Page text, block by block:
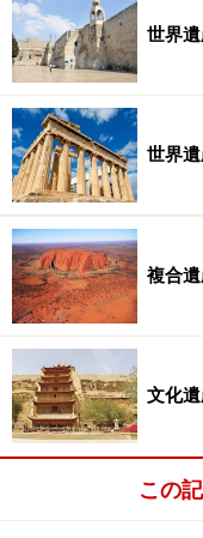
3教35億人が聖地と
が、イスラエルとパ
絶えず、領有権さえ
これらとまったく異
半島だ。高山や砂
で、熱帯と温帯の
ネパールの「ロイヤ
「マナス野生生物保
シュの「シュンドル
国立公園」は大湿地
公園」やインドの「
国立公園」は8,000m
世界
世界
複合
文化
この